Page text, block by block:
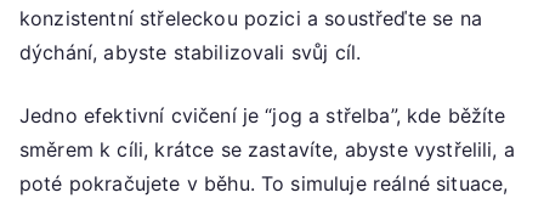
konzistentní střeleckou pozici a soustřeďte se na
dýchání, abyste stabilizovali svůj cíl.
Jedno efektivní cvičení je “jog a střelba”, kde běžíte
směrem k cíli, krátce se zastavíte, abyste vystřelili, a
poté pokračujete v běhu. To simuluje reálné situace,